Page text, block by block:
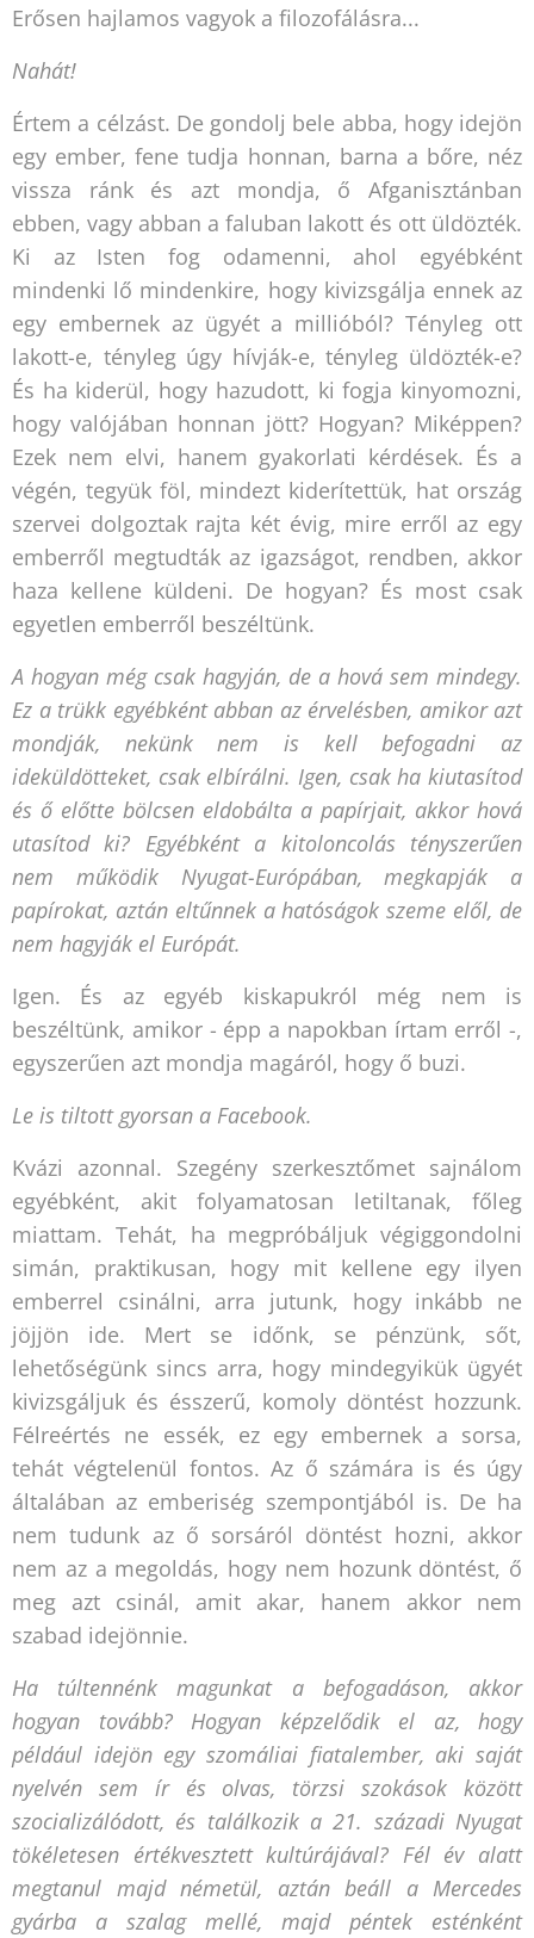
Erősen hajlamos vagyok a filozofálásra...
Nahát!
Értem a célzást. De gondolj bele abba, hogy idejön
egy ember, fene tudja honnan, barna a bőre, néz
vissza ránk és azt mondja, ő Afganisztánban
ebben, vagy abban a faluban lakott és ott üldözték.
Ki az Isten fog odamenni, ahol egyébként
mindenki lő mindenkire, hogy kivizsgálja ennek az
egy embernek az ügyét a millióból? Tényleg ott
lakott-e, tényleg úgy hívják-e, tényleg üldözték-e?
És ha kiderül, hogy hazudott, ki fogja kinyomozni,
hogy valójában honnan jött? Hogyan? Miképpen?
Ezek nem elvi, hanem gyakorlati kérdések. És a
végén, tegyük föl, mindezt kiderítettük, hat ország
szervei dolgoztak rajta két évig, mire erről az egy
emberről megtudták az igazságot, rendben, akkor
haza kellene küldeni. De hogyan? És most csak
egyetlen emberről beszéltünk.
A hogyan még csak hagyján, de a hová sem mindegy.
Ez a trükk egyébként abban az érvelésben, amikor azt
mondják, nekünk nem is kell befogadni az
ideküldötteket, csak elbírálni. Igen, csak ha kiutasítod
és ő előtte bölcsen eldobálta a papírjait, akkor hová
utasítod ki? Egyébként a kitoloncolás tényszerűen
nem működik Nyugat-Európában, megkapják a
papírokat, aztán eltűnnek a hatóságok szeme elől, de
nem hagyják el Európát.
Igen. És az egyéb kiskapukról még nem is
beszéltünk, amikor - épp a napokban írtam erről -,
egyszerűen azt mondja magáról, hogy ő buzi.
Le is tiltott gyorsan a Facebook.
Kvázi azonnal. Szegény szerkesztőmet sajnálom
egyébként, akit folyamatosan letiltanak, főleg
miattam. Tehát, ha megpróbáljuk végiggondolni
simán, praktikusan, hogy mit kellene egy ilyen
emberrel csinálni, arra jutunk, hogy inkább ne
jöjjön ide. Mert se időnk, se pénzünk, sőt,
lehetőségünk sincs arra, hogy mindegyikük ügyét
kivizsgáljuk és ésszerű, komoly döntést hozzunk.
Félreértés ne essék, ez egy embernek a sorsa,
tehát végtelenül fontos. Az ő számára is és úgy
általában az emberiség szempontjából is. De ha
nem tudunk az ő sorsáról döntést hozni, akkor
nem az a megoldás, hogy nem hozunk döntést, ő
meg azt csinál, amit akar, hanem akkor nem
szabad idejönnie.
Ha túltennénk magunkat a befogadáson, akkor
hogyan tovább? Hogyan képzelődik el az, hogy
például idejön egy szomáliai fiatalember, aki saját
nyelvén sem ír és olvas, törzsi szokások között
szocializálódott, és találkozik a 21. századi Nyugat
tökéletesen értékvesztett kultúrájával? Fél év alatt
megtanul majd németül, aztán beáll a Mercedes
gyárba a szalag mellé, majd péntek esténként